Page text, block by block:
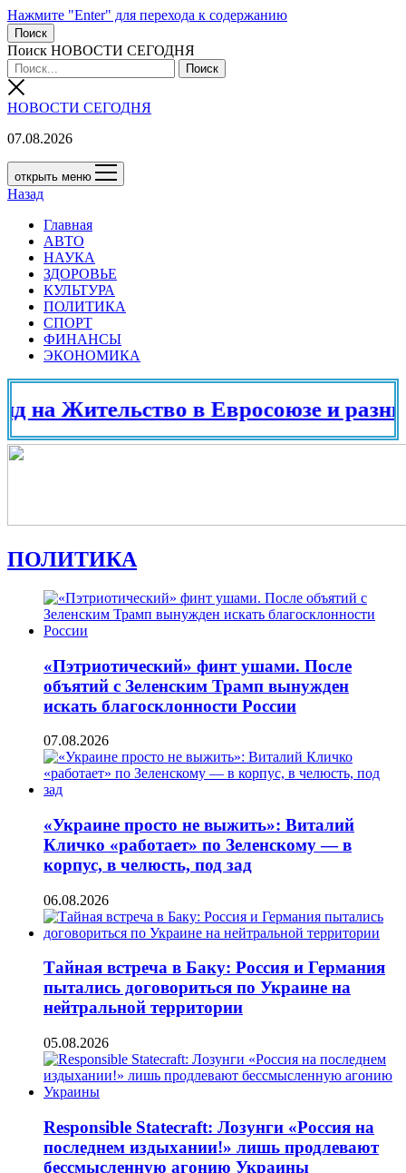
Нажмите "Enter" для перехода к содержанию
Поиск
Поиск НОВОСТИ СЕГОДНЯ
НОВОСТИ СЕГОДНЯ
07.08.2026
открыть меню
Назад
Главная
АВТО
НАУКА
ЗДОРОВЬЕ
КУЛЬТУРА
ПОЛИТИКА
СПОРТ
ФИНАНСЫ
ЭКОНОМИКА
в Евросоюзе и разных
ПОЛИТИКА
«Пэтриотический» финт ушами. После
объятий с Зеленским Трамп вынужден
искать благосклонности России
07.08.2026
«Украине просто не выжить»: Виталий
Кличко «работает» по Зеленскому — в
корпус, в челюсть, под зад
06.08.2026
Тайная встреча в Баку: Россия и Германия
пытались договориться по Украине на
нейтральной территории
05.08.2026
Responsible Statecraft: Лозунги «Россия на
последнем издыхании!» лишь продлевают
бессмысленную агонию Украины